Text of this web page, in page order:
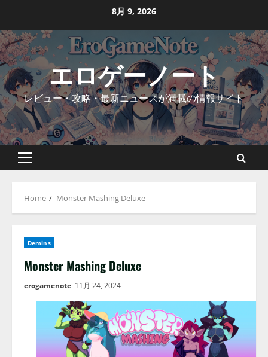
content
8月 9, 2026
エロゲーノート
レビュー・攻略・最新ニュースが満載の情報サイト
Primary
Home Monster Mashing Deluxe
Demins
Monster Mashing Deluxe
erogamenote 11月 24, 2024